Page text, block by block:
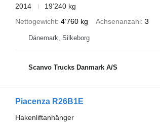
2014
19’240 kg
Nettogewicht 4’760 kg Achsenanzahl 3
Dänemark, Silkeborg
Scanvo Trucks Danmark A/S
Piacenza R26B1E
Hakenliftanhänger